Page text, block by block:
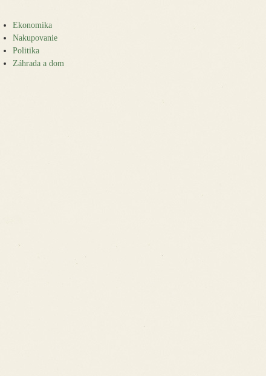
Ekonomika
Nakupovanie
Politika
Záhrada a dom